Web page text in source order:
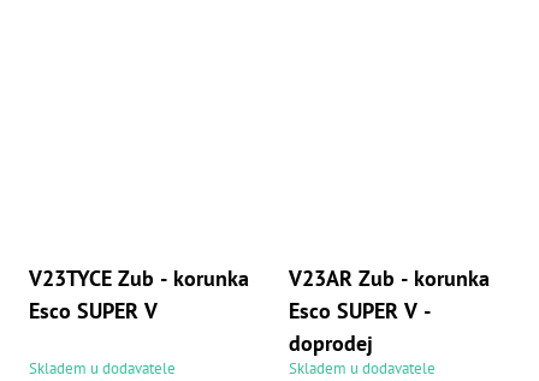
V23TYCE Zub - korunka
Esco SUPER V
Skladem u dodavatele
V23AR Zub - korunka
Esco SUPER V -
doprodej
Skladem u dodavatele